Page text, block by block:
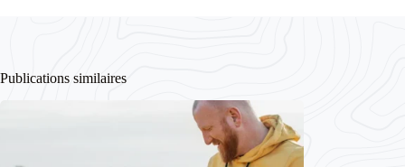
Publications similaires